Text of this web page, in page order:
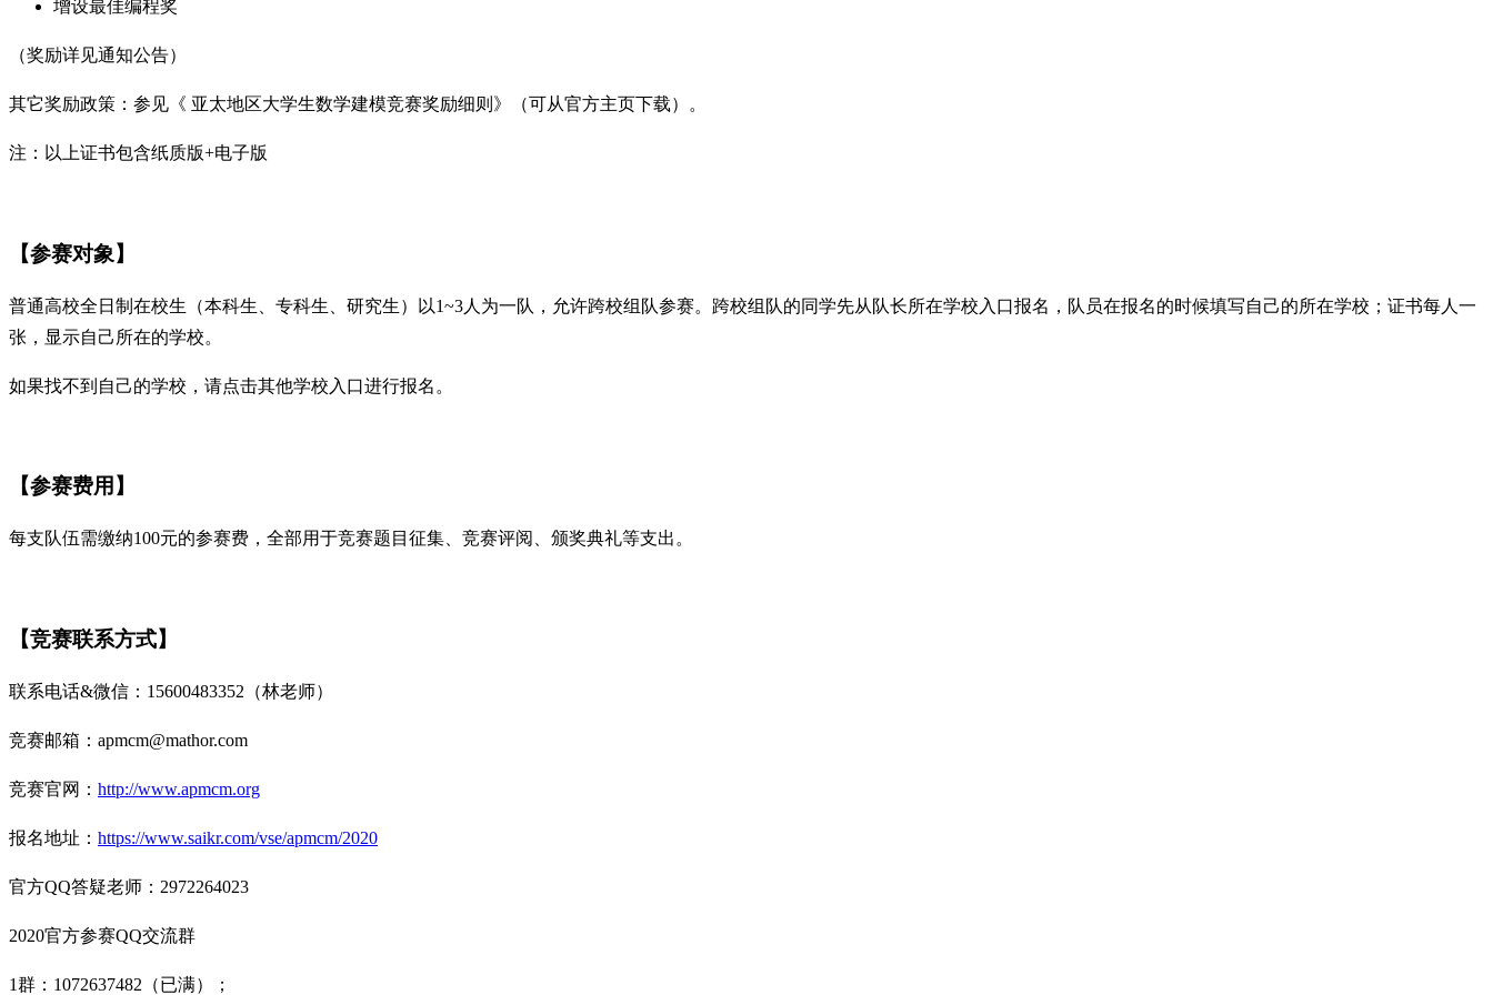
增设最佳编程奖
（奖励详见通知公告）
其它奖励政策：参见《 亚太地区大学生数学建模竞赛奖励细则》（可从官方主页下载）。
注：以上证书包含纸质版+电子版
【参赛对象】
普通高校全日制在校生（本科生、专科生、研究生）以1~3人为一队，允许跨校组队参赛。跨校组队的同学先从队长所在学校入口报名，队员在报名的时候填写自己的所在学校；证书每人一
张，显示自己所在的学校。
如果找不到自己的学校，请点击其他学校入口进行报名。
【参赛费用】
每支队伍需缴纳100元的参赛费，全部用于竞赛题目征集、竞赛评阅、颁奖典礼等支出。
【竞赛联系方式】
联系电话&微信：15600483352（林老师）
竞赛邮箱：apmcm@mathor.com
竞赛官网： http://www.apmcm.org
报名地址： https://www.saikr.com/vse/apmcm/2020
官方QQ答疑老师：2972264023
2020官方参赛QQ交流群
1群：1072637482（已满）；